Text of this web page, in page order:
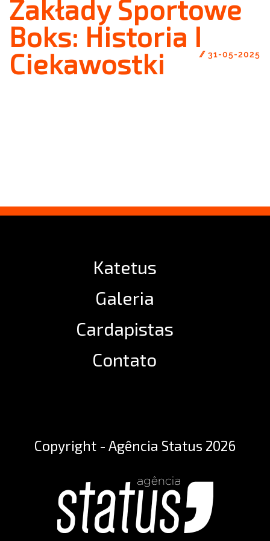
Zakłady Sportowe
Boks: Historia I
Ciekawostki
// 31-05-2025
Katetus
Galeria
Cardapistas
Contato
Copyright - Agência Status 2026